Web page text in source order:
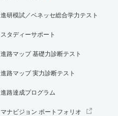
進研模試／ベネッセ総合学力テスト
スタディーサポート
進路マップ 基礎力診断テスト
進路マップ 実力診断テスト
進路達成プログラム
マナビジョン ポートフォリオ